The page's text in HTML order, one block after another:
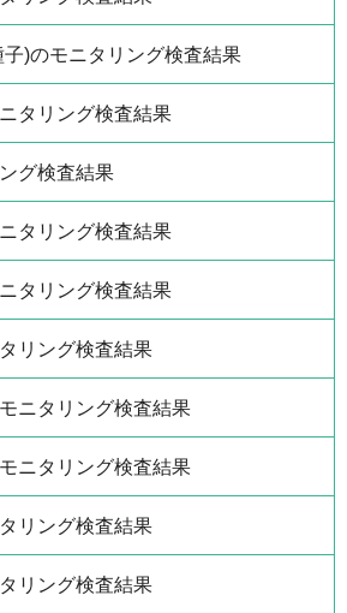
)のモニタリング検査結果
タリング検査結果
グ検査結果
タリング検査結果
タリング検査結果
リング検査結果
ニタリング検査結果
ニタリング検査結果
リング検査結果
リング検査結果